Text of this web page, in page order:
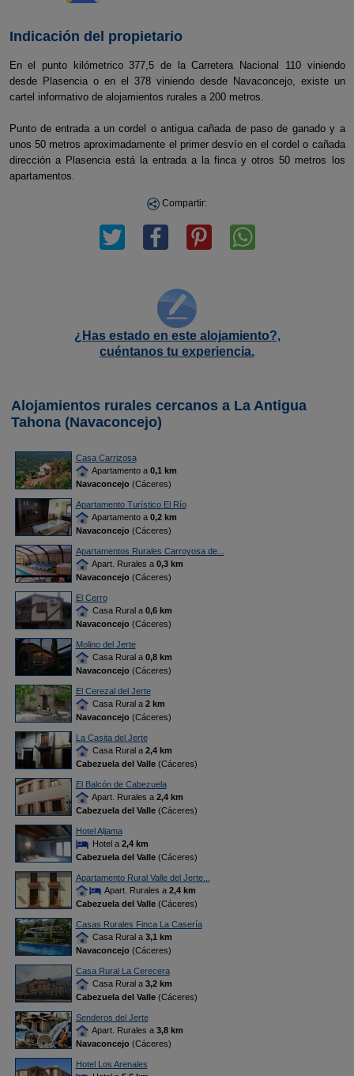
Indicación del propietario
En el punto kilómetrico 377,5 de la Carretera Nacional 110 viniendo
desde Plasencia o en el 378 viniendo desde Navaconcejo, existe un
cartel informativo de alojamientos rurales a 200 metros.
Punto de entrada a un cordel o antigua cañada de paso de ganado y a
unos 50 metros aproximadamente el primer desvío en el cordel o cañada
dirección a Plasencia está la entrada a la finca y otros 50 metros los
apartamentos.
Compartir:
¿Has estado en este alojamiento?,
cuéntanos tu experiencia.
Alojamientos rurales cercanos a La Antigua
Tahona (Navaconcejo)
Casa Carrizosa
Apartamento a 0,1 km
Navaconcejo(Cáceres)
Apartamento Turístico El Río
Apartamento a 0,2 km
Navaconcejo(Cáceres)
Apartamentos Rurales Carroyosa de...
Apart. Rurales a 0,3 km
Navaconcejo(Cáceres)
El Cerro
Casa Rural a 0,6 km
Navaconcejo(Cáceres)
Molino del Jerte
Casa Rural a 0,8 km
Navaconcejo(Cáceres)
El Cerezal del Jerte
Casa Rural a 2 km
Navaconcejo(Cáceres)
La Casita del Jerte
Casa Rural a 2,4 km
Cabezuela del Valle(Cáceres)
El Balcón de Cabezuela
Apart. Rurales a 2,4 km
Cabezuela del Valle(Cáceres)
Hotel Aljama
Hotel a 2,4 km
Cabezuela del Valle(Cáceres)
Apartamento Rural Valle del Jerte...
Apart. Rurales a 2,4 km
Cabezuela del Valle(Cáceres)
Casas Rurales Finca La Casería
Casa Rural a 3,1 km
Navaconcejo(Cáceres)
Casa Rural La Cerecera
Casa Rural a 3,2 km
Cabezuela del Valle(Cáceres)
Senderos del Jerte
Apart. Rurales a 3,8 km
Navaconcejo(Cáceres)
Hotel Los Arenales